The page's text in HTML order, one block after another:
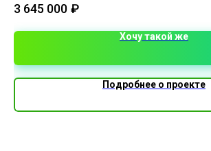
3 645 000 ₽
Хочу такой же
Подробнее о проекте